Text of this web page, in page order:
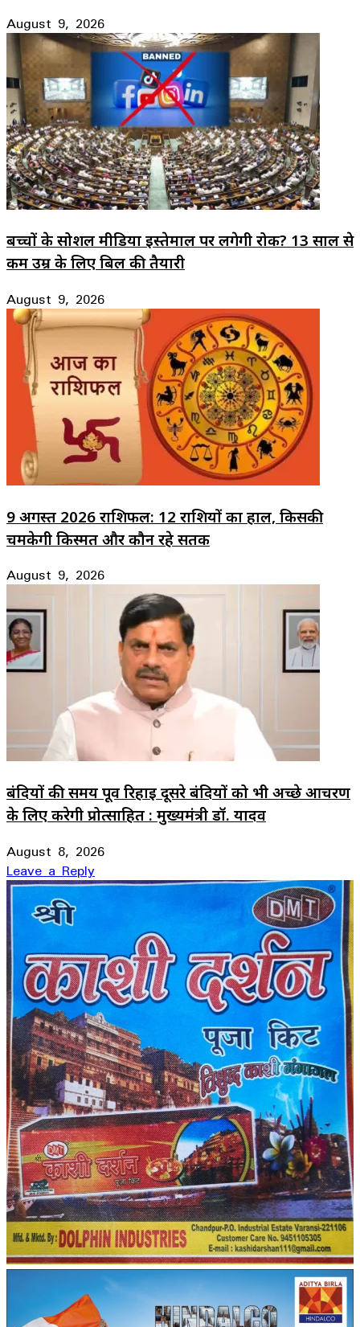
August 9, 2026
बच्चों के सोशल मीडिया इस्तेमाल पर लगेगी रोक? 13 साल से
कम उम्र के लिए बिल की तैयारी
August 9, 2026
9 अगस्त 2026 राशिफल: 12 राशियों का हाल, किसकी
चमकेगी किस्मत और कौन रहे सतर्क
August 9, 2026
बंदियों की समय पूर्व रिहाई दूसरे बंदियों को भी अच्छे आचरण
के लिए करेगी प्रोत्साहित : मुख्यमंत्री डॉ. यादव
August 8, 2026
Leave a Reply